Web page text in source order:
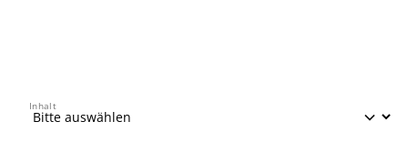
Inhalt
Inhalt